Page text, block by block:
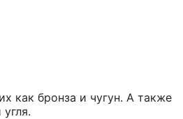
как бронза и чугун. А также